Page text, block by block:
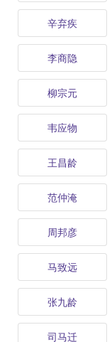
辛弃疾
李商隐
柳宗元
韦应物
王昌龄
范仲淹
周邦彦
马致远
张九龄
司马迁